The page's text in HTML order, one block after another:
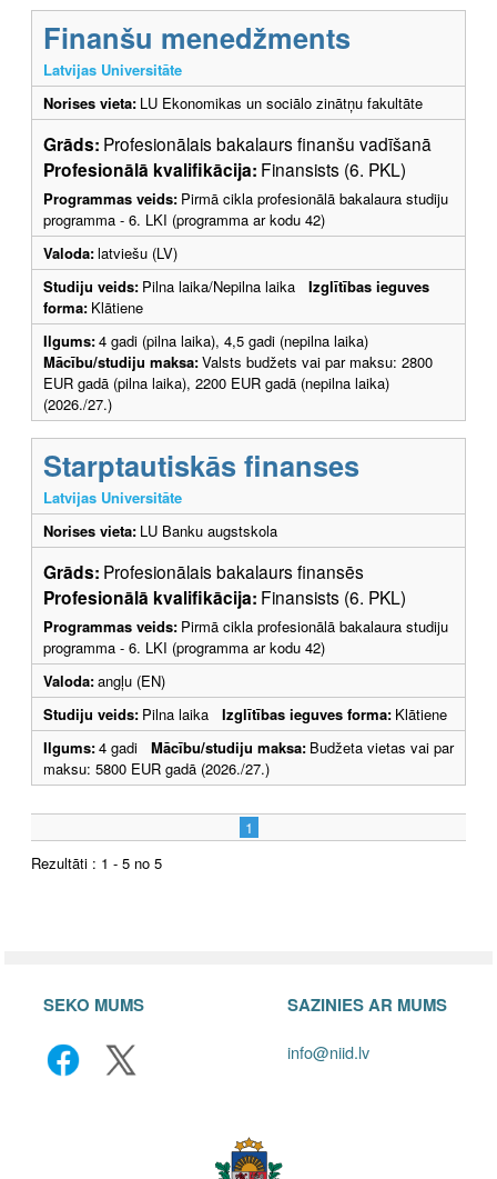
Finanšu menedžments
Latvijas Universitāte
Norises vieta: LU Ekonomikas un sociālo zinātņu fakultāte
Grāds: Profesionālais bakalaurs finanšu vadīšanā
Profesionālā kvalifikācija: Finansists (6. PKL)
Programmas veids: Pirmā cikla profesionālā bakalaura studiju
programma - 6. LKI (programma ar kodu 42)
Valoda:latviešu (LV)
Studiju veids: Pilna laika/Nepilna laika Izglītības ieguves
forma: Klātiene
Ilgums:4 gadi (pilna laika), 4,5 gadi (nepilna laika)
Mācību/studiju maksa:Valsts budžets vai par maksu: 2800
EUR gadā (pilna laika), 2200 EUR gadā (nepilna laika)
(2026./27.)
Starptautiskās finanses
Latvijas Universitāte
Norises vieta: LU Banku augstskola
Grāds: Profesionālais bakalaurs finansēs
Profesionālā kvalifikācija: Finansists (6. PKL)
Programmas veids: Pirmā cikla profesionālā bakalaura studiju
programma - 6. LKI (programma ar kodu 42)
Valoda:angļu (EN)
Studiju veids: Pilna laika Izglītības ieguves forma: Klātiene
Ilgums:4 gadi Mācību/studiju maksa: Budžeta vietas vai par
maksu: 5800 EUR gadā (2026./27.)
1
Rezultāti : 1 - 5 no 5
SEKO MUMS SAZINIES AR MUMS
info@niid.lv